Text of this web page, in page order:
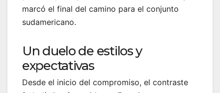
marcó el final del camino para el conjunto
sudamericano.
Un duelo de estilos y
expectativas
Desde el inicio del compromiso, el contraste